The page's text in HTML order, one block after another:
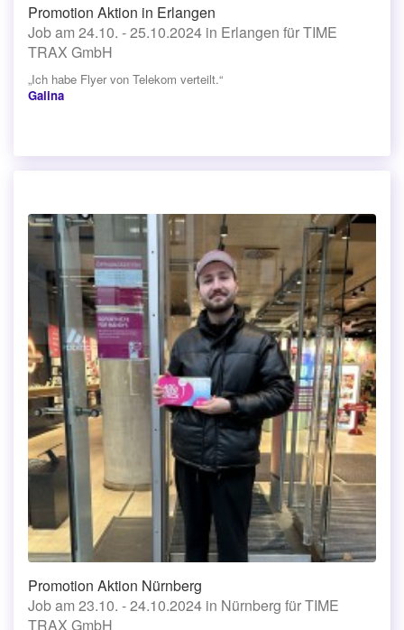
Promotion Aktion in Erlangen
Job am 24.10. - 25.10.2024 in Erlangen für TIME
TRAX GmbH
„Ich habe Flyer von Telekom verteilt.“
Galina
Promotion Aktion Nürnberg
Job am 23.10. - 24.10.2024 in Nürnberg für TIME
TRAX GmbH